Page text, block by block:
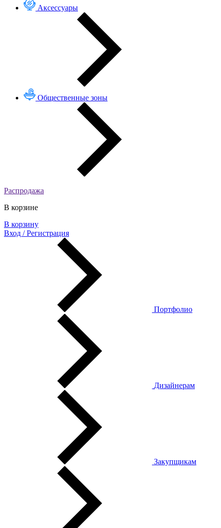
Аксессуары
Общественные зоны
Распродажа
В корзине
В корзину
Вход / Регистрация
Портфолио
Дизайнерам
Закупщикам